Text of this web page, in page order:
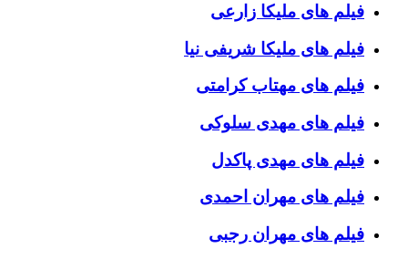
فیلم های ملیکا زارعی
فیلم های ملیکا شریفی نیا
فیلم های مهتاب کرامتی
فیلم های مهدی سلوکی
فیلم های مهدی پاکدل
فیلم های مهران احمدی
فیلم های مهران رجبی